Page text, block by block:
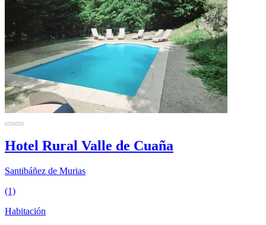
Hotel Rural Valle de Cuaña
Santibáñez de Murias
(1)
Habitación